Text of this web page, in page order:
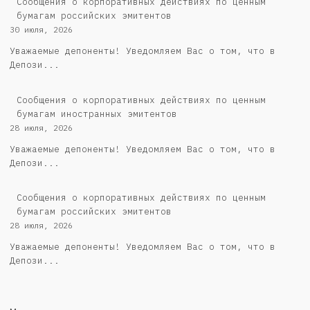
бумагам российских эмитентов
30 июля, 2026
Уважаемые депоненты! Уведомляем Вас о том, что в
Депози...
Сообщения о корпоративных действиях по ценным
бумагам иностранных эмитентов
28 июля, 2026
Уважаемые депоненты! Уведомляем Вас о том, что в
Депози...
Cообщения о корпоративных действиях по ценным
бумагам российских эмитентов
28 июля, 2026
Уважаемые депоненты! Уведомляем Вас о том, что в
Депози...